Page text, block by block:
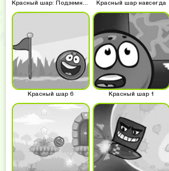
Красный шар: Подземные ходы Красный шар навсегда
Красный шар 6 Красный шар 1